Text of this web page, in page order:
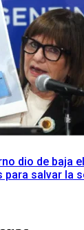
dio de baja
para salvar la